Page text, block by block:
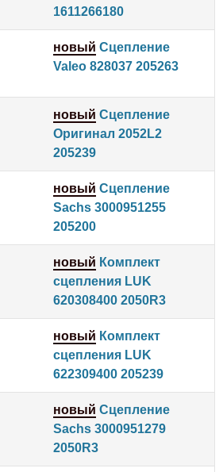
1611266180
новый Сцепление
Valeo 828037 205263
новый Сцепление
Оригинал 2052L2
205239
новый Сцепление
Sachs 3000951255
205200
новый Комплект
сцепления LUK
620308400 2050R3
новый Комплект
сцепления LUK
622309400 205239
новый Сцепление
Sachs 3000951279
2050R3